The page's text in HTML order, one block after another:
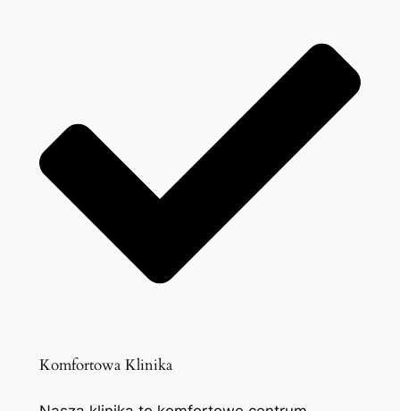
Komfortowa Klinika